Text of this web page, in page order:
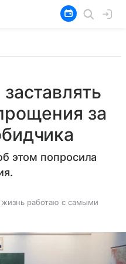
за
этом попросила
работаю с самыми